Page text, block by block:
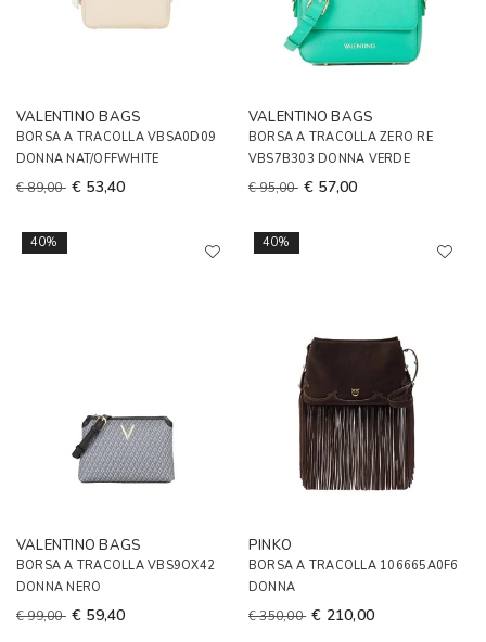
VALENTINO BAGS
BORSA A TRACOLLA VBSA0D09
DONNA NAT/OFFWHITE
€ 89,00 € 53,40
VALENTINO BAGS
BORSA A TRACOLLA ZERO RE
VBS7B303 DONNA VERDE
€ 95,00 € 57,00
40%
VALENTINO BAGS
BORSA A TRACOLLA VBS9OX42
DONNA NERO
€ 99,00 € 59,40
40%
PINKO
BORSA A TRACOLLA 106665A0F6
DONNA
€ 350,00 € 210,00